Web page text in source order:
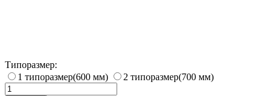
Типоразмер:
1 типоразмер(600 мм)
2 типоразмер(700 мм)